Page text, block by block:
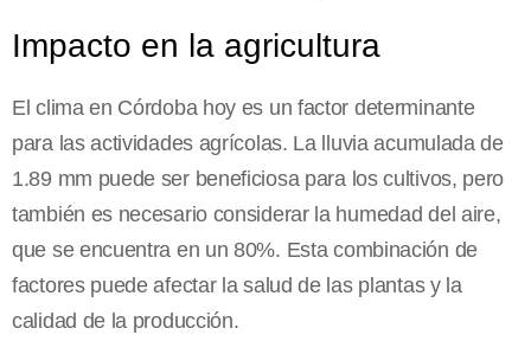
Impacto en la agricultura
El clima en Córdoba hoy es un factor determinante
para las actividades agrícolas. La lluvia acumulada de
1.89 mm puede ser beneficiosa para los cultivos, pero
también es necesario considerar la humedad del aire,
que se encuentra en un 80%. Esta combinación de
factores puede afectar la salud de las plantas y la
calidad de la producción.